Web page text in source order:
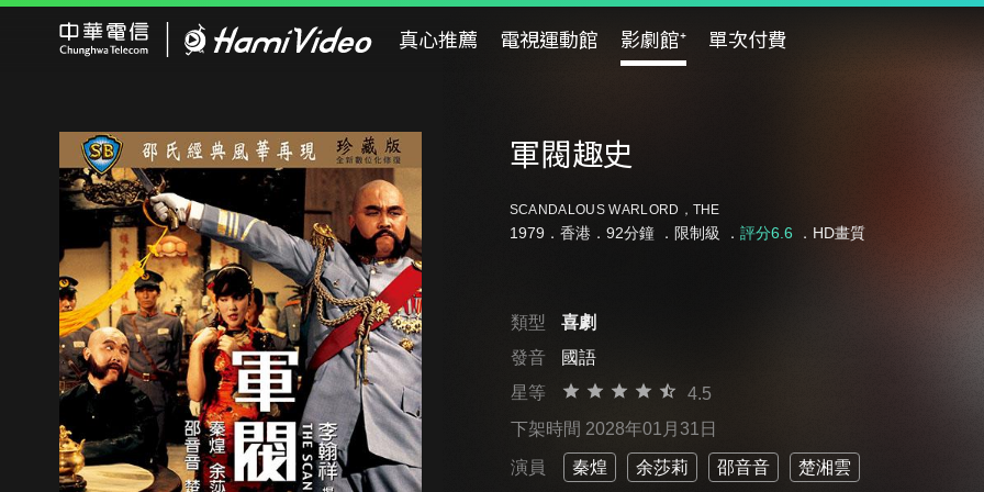
真心推薦 電視運動館 影劇館⁺ 單次付費
軍閥趣史
SCANDALOUS WARLORD，THE
1979．香港．92分鐘 ． 限制級 ． 評分6.6 ．HD畫質
類型
喜劇
發音
國語
星等
4.5
下架時間 2028年01月31日
演員 秦煌 余莎莉 邵音音 楚湘雲